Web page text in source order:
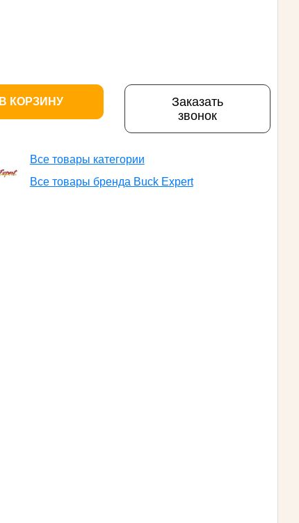
В КОРЗИНУ
Заказать
звонок
Все товары категории
Все товары бренда Buck Expert